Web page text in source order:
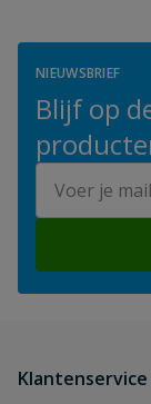
NIEUWSBRIEF
Blijf op
Klantenservice